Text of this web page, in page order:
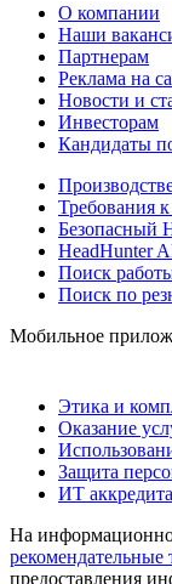
О компании
Наши
Партнерам
Реклама на
Новости и
Инвесторам
Кандидаты
Требования
Безопасный
HeadHunter
Поиск
Поиск по
Мобильное
Этика и
Оказание
Защита
ИТ
На
рекомендательные
предоставления